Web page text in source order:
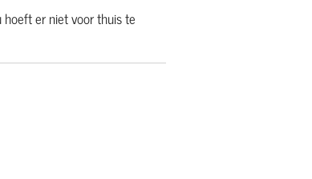
er niet voor thuis te